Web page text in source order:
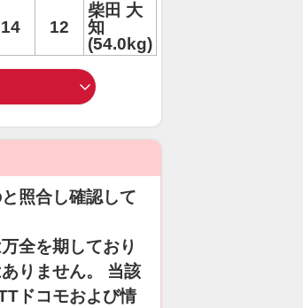
14 12
柴田 大
知
(54.0kg)
照合し確認して
全を期しており
りません。 当該
ドコモおよび情